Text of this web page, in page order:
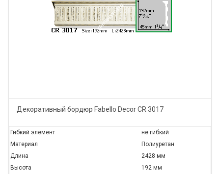
Декоративный бордюр Fabello Decor CR 3017
Гибкий элемент
не гибкий
Материал
Полиуретан
Длина
2428 мм
Высота
192 мм